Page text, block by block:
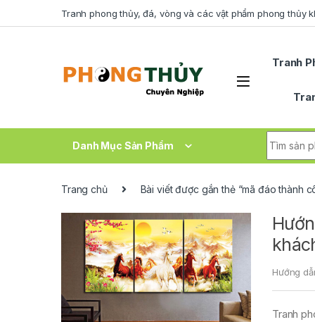
Tranh phong thủy, đá, vòng và các vật phẩm phong thủy
Tranh
Danh Mục Sản Phẩm
Trang chủ Bài viết được gắn thẻ “mã đáo thành
Hướng
Tranh